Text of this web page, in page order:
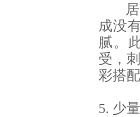
成没
腻。
受，
彩搭配
5. 少